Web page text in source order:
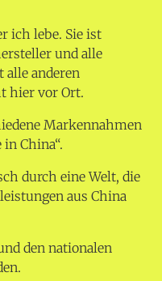
ich lebe. Sie ist
und alle
alle anderen
hier vor Ort.
Markennahmen
China“.
durch eine Welt, die
aus China
den nationalen